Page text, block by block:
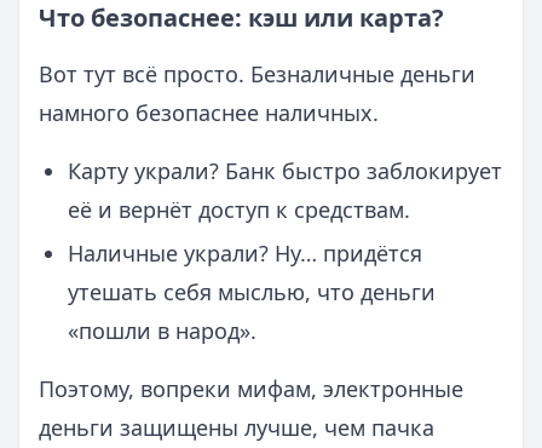
Что безопаснее: кэш или карта?
Вот тут всё просто. Безналичные деньги
намного безопаснее наличных.
Карту украли? Банк быстро заблокирует
её и вернёт доступ к средствам.
Наличные украли? Ну… придётся
утешать себя мыслью, что деньги
«пошли в народ».
Поэтому, вопреки мифам, электронные
деньги защищены лучше, чем пачка